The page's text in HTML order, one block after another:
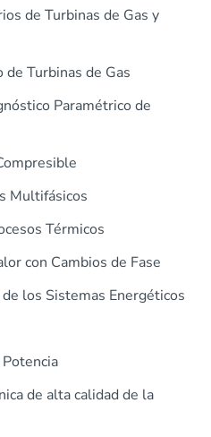
de Turbinas de Gas y
Turbinas de Gas
Paramétrico de
Multifásicos
Térmicos
con Cambios de Fase
los Sistemas Energéticos
de alta calidad de la